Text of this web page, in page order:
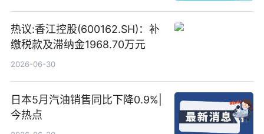
热议:香江控股(600162.SH)：补
缴税款及滞纳金1968.70万元
2026-06-30
日本5月汽油销售同比下降0.9%|
今热点